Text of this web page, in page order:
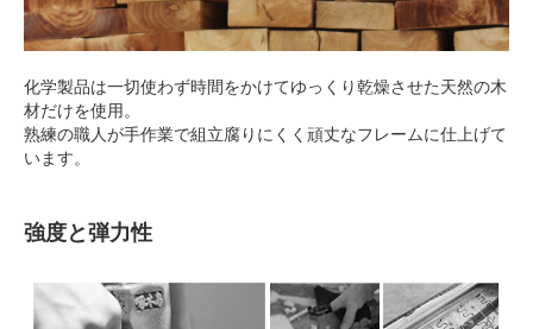
化学製品は一切使わず時間をかけてゆっくり乾燥させた天然の木
材だけを使用。
熟練の職人が手作業で組立腐りにくく頑丈なフレームに仕上げて
います。
強度と弾力性